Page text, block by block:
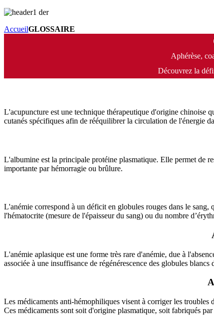
AccueilGLOSSAIRE
Aphérèse,
Découvrez la
L'acupuncture est une technique thérapeutique d'origine chinoise
cutanés spécifiques afin de rééquilibrer la circulation de l'énergie
L'albumine est la principale protéine plasmatique. Elle permet de
importante par hémorragie ou brûlure.
L'anémie correspond à un déficit en globules rouges dans le
l'hématocrite (mesure de l'épaisseur du sang) ou du nombre
L'anémie aplasique est une forme très rare d'anémie, due à
associée à une insuffisance de régénérescence des globules
Les médicaments anti-hémophiliques visent à corriger les
Ces médicaments sont soit d'origine plasmatique, soit fabriqués